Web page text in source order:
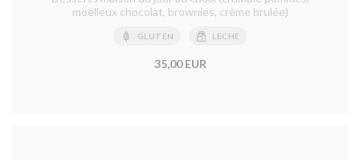
moelleux chocolat, brownies, crème brulée)
GLUTEN LECHE
35,00 EUR